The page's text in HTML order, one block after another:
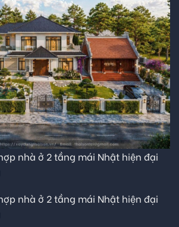
nhà ở 2 tầng mái Nhật hiện đại
nhà ở 2 tầng mái Nhật hiện đại